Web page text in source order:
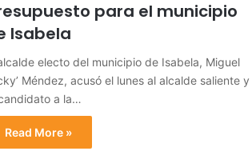
para el municipio
Isabela
electo del municipio de Isabela, Miguel
Méndez, acusó el lunes al alcalde saliente y
a la…
Read More »